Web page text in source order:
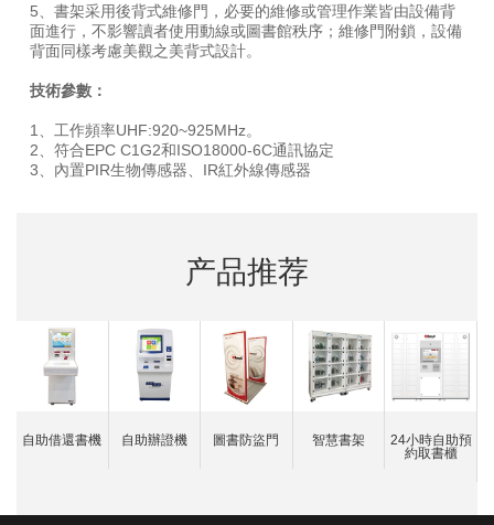
5、書架采用後背式維修門，必要的維修或管理作業皆由設備背
面進行，不影響讀者使用動線或圖書館秩序；維修門附鎖，設備
背面同樣考慮美觀之美背式設計。
技術參數：
1、工作頻率UHF:920~925MHz。
2、符合EPC C1G2和ISO18000-6C通訊協定
3、內置PIR生物傳感器、IR紅外線傳感器
产品推荐
自助借還書機 自助辦證機 圖書防盜門 智慧書架
24小時自助預
約取書櫃